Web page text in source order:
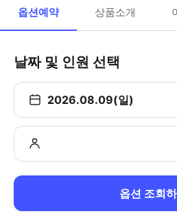
옵션예약 상품소개
날짜 및 인원 선택
2026.08.09(일)
옵션 조회